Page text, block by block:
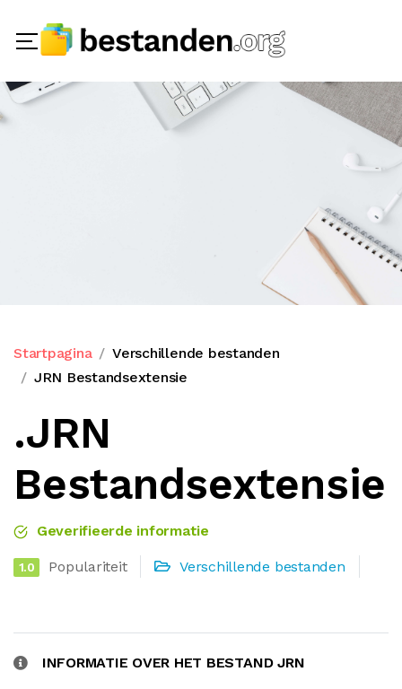
Startpagina
Verschillende bestanden
JRN Bestandsextensie
.JRN
Bestandsextensie
Geverifieerde informatie
1.0 Populariteit Verschillende bestanden
INFORMATIE OVER HET BESTAND JRN